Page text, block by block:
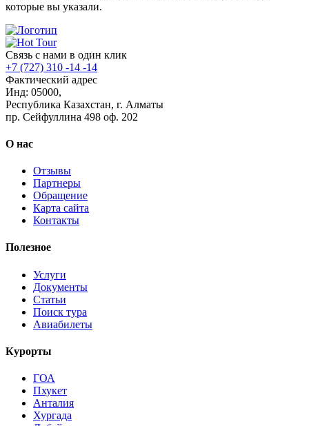
которые вы указали.
Связь с нами в один клик
+7 (727) 310 -14 -14
Фактический адрес
Инд: 05000,
Республика Казахстан, г. Алматы
пр. Сейфуллина 498 оф. 202
О нас
Отзывы
Партнеры
Обращение
Карта сайта
Контакты
Полезное
Услуги
Документы
Статьи
Поиск тура
Авиабилеты
Курорты
ГОА
Пхукет
Анталия
Хургада